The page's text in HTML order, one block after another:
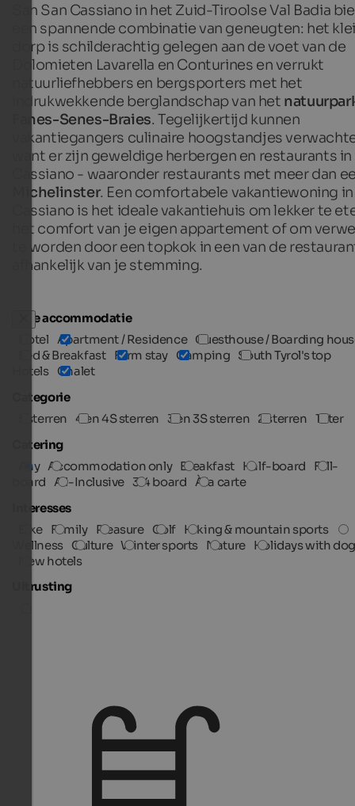
San San Cassiano in het Zuid-Tiroolse Val Badia
een spannende combinatie van geneugten: het
dorp is schilderachtig gelegen aan de voet van de
Dolomieten Lavarella en Conturines en verrukt
natuurliefhebbers en bergsporters met het
indrukwekkende berglandschap van het
Fanes-Senes-Braies. Tegelijkertijd kunnen
vakantiegangers culinaire hoogstandjes
want er zijn geweldige herbergen en restaurants in
Cassiano - waaronder restaurants met meer dan
Michelinster. Een comfortabele vakantiewoning in
Cassiano is het ideale vakantiehuis om lekker te
het comfort van je eigen appartement of om
te worden door een topkok in een van de
afhankelijk van je stemming.
Type accommodatie
Hotel Apartment / Residence Guesthouse / Boarding
Bed & Breakfast Farm stay Camping South Tyrol's top
Hotels Chalet
Categorie
5 sterren 4 en 4S sterren 3 en 3S sterren 2 sterren 1 ster
Catering
Any Accommodation only Breakfast Half-board
Full-
board All-Inclusive 3/4 board À la carte
Interesses
Bike Family Pleasure Golf Hiking & mountain sports
Wellness Culture Winter sports Nature Holidays with
New hotels
Uitrusting